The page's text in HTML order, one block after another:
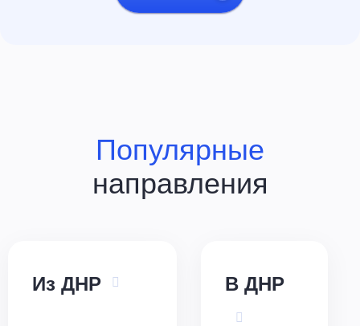
Популярные
направления
Из ДНР В ДНР